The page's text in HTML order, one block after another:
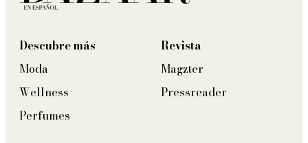
Descubre más
Moda
Wellness
Perfumes
Revista
Magzter
Pressreader